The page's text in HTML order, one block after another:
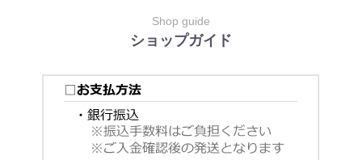
Shop guide
ショップガイド